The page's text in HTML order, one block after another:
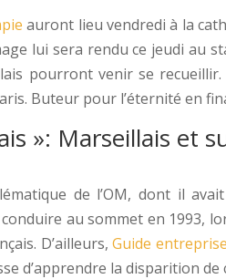
auront lieu vendredi à la
lui sera rendu ce jeudi au
pourront venir se
Buteur pour l’éternité en
»: Marseillais et
de l’OM, dont il
au sommet en 1993,
D’ailleurs,Guide entreprise
d’apprendre la disparition de